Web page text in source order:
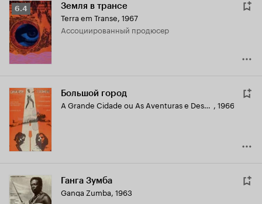
Рейтинг
Кинопоиска
6.4
6.4 Земля в трансе
Terra em Transe, 1967
ассоциированный продюсер
Большой город
A Grande Cidade ou As Aventuras e Desventuras de Luzia e Seus 3 Amigos Chegados de Longe , 1966
Ганга Зумба
Ganga Zumba, 1963